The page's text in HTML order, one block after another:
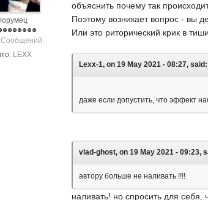
Сообщений:
LEXX
объяснить почему так
Поэтому возникает вопрос - вы
Или это риторический крик в
Lexx-1, on 19 May 2021 - 08:27, said:
даже если допустить, что эффект
vlad-ghost, on 19 May 2021 - 09:23,
автору больше не наливать !!!!
наливать! но спросить для себя,